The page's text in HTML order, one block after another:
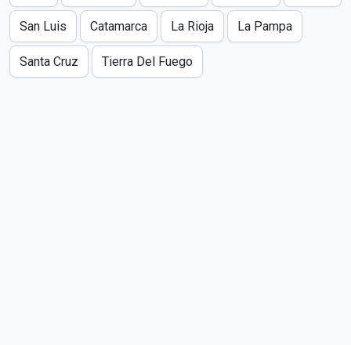
San Luis Catamarca La Rioja La Pampa
Santa Cruz Tierra Del Fuego